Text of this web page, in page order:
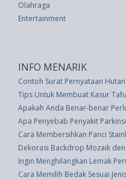
Olahraga
Entertainment
INFO MENARIK
Contoh Surat Pernyataan
Tips Untuk Membuat Kasur
Apakah Anda Benar-benar
Apa Penyebab Penyakit
Cara Membersihkan Panci
Dekorasi Backdrop Mozaik
Ingin Menghilangkan Lemak
Cara Memilih Bedak Sesuai